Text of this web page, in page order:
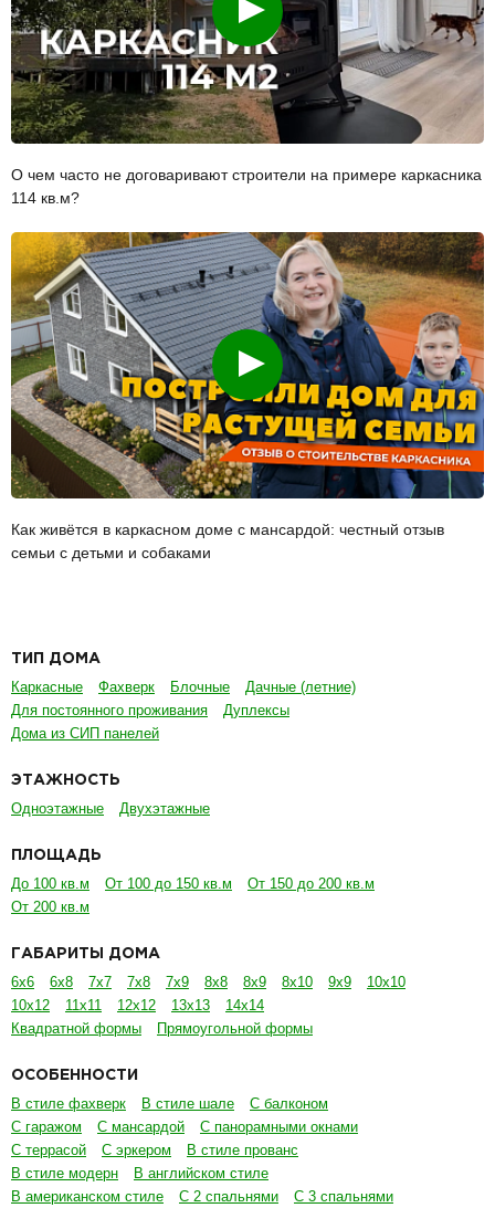
О чем часто не договаривают строители на примере каркасника
114 кв.м?
Смотреть
Как живётся в каркасном доме с мансардой: честный отзыв
семьи с детьми и собаками
ТИП ДОМА
Каркасные Фахверк Блочные
Дачные (летние)
Для постоянного проживания
Дуплексы
Дома из СИП панелей
ЭТАЖНОСТЬ
Одноэтажные Двухэтажные
ПЛОЩАДЬ
До 100 кв.м От 100 до 150 кв.м
От 150 до 200 кв.м
От 200 кв.м
ГАБАРИТЫ ДОМА
6х6 6х8 7х7 7х8 7х9 8х8 8х9 8х10 9х9
10х10
10х12
11х11 12х12 13х13
14х14
Квадратной формы
Прямоугольной формы
ОСОБЕННОСТИ
В стиле фахверк В стиле шале
С балконом
С гаражом
С мансардой
С панорамными окнами
С террасой
С эркером
В стиле прованс
В стиле модерн
В английском стиле
В американском стиле
С 2 спальнями
С 3 спальнями